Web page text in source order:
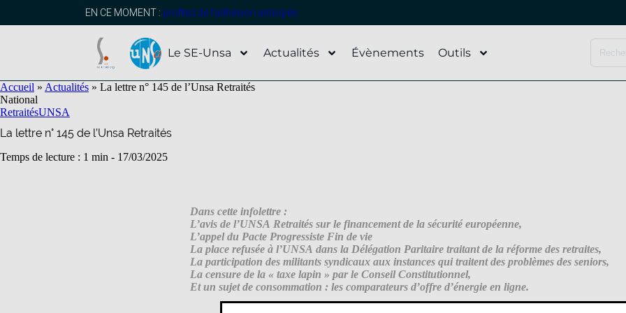
EN CE MOMENT : profitez de l’adhésion anticipée
Le SE-Unsa Actualités Évènements Outils
Accueil » Actualités » La lettre n° 145 de l’Unsa Retraités
National
RetraitésUNSA
La lettre n° 145 de l’Unsa Retraités
Temps de lecture : 1 min - 17/03/2025
Dans cette infolettre :
L’avis de l’UNSA Retraités sur le financement de la sécurité européenne,
L’appel du Pacte Progressiste Fin de vie
La place refusée à l’UNSA dans la Délégation Paritaire traitant de la réforme des retraites,
La participation des militants syndicaux aux instances qui traitent des problèmes des seniors,
La censure de la « taxe lapin » par le Conseil Constitutionnel,
Et un sujet de consommation : les comparateurs d’offre d’énergie en ligne.